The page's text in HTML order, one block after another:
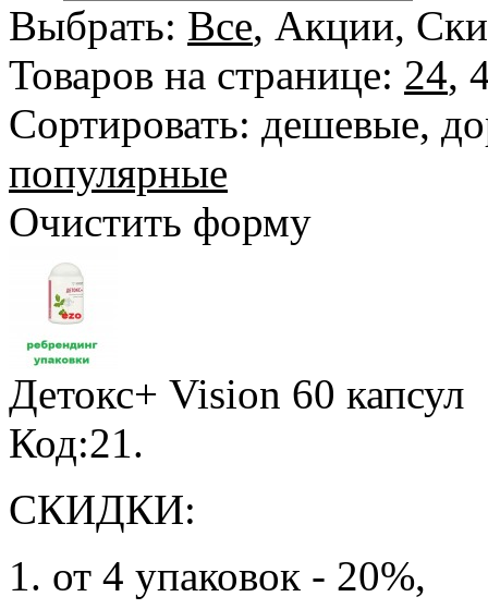
Выбрать: Все, Акции,
Товаров на странице: 24,
Сортировать: дешевые,
популярные
Очистить форму
Детокс+ Vision 60 капсул
Код:21.
СКИДКИ:
1. от 4 упаковок - 20%,